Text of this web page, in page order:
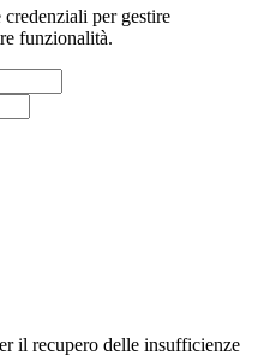
per gestire
funzionalità.
il recupero delle insufficienze